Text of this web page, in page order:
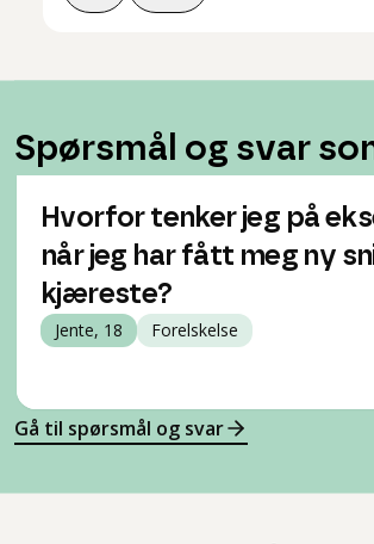
Spørsmål og svar
Hvorfor tenker jeg på
når jeg har fått meg ny
kjæreste?
Jente, 18 Forelskelse
Gå til spørsmål og svar